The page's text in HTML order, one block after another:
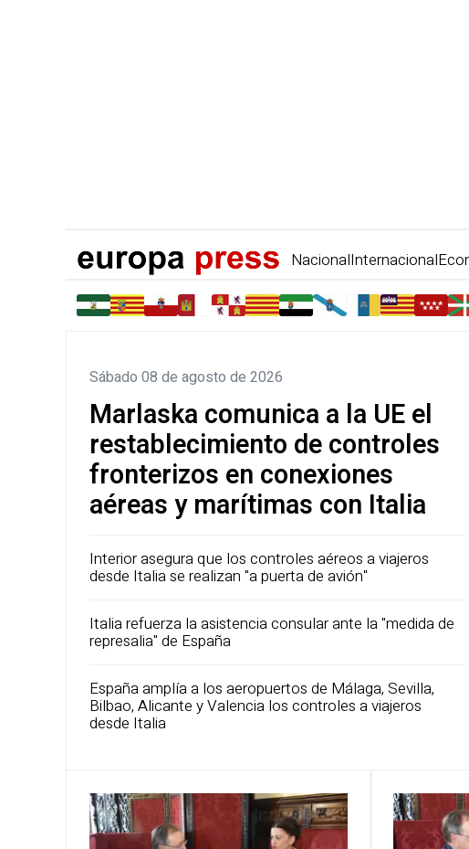
NacionalInternacional
Sábado 08 de agosto de 2026
Marlaska comunica a la UE el
restablecimiento de controles
fronterizos en conexiones
aéreas y marítimas con Italia
Interior asegura que los controles aéreos a viajeros
desde Italia se realizan "a puerta de avión"
Italia refuerza la asistencia consular ante la "medida de
represalia" de España
España amplía a los aeropuertos de Málaga, Sevilla,
Bilbao, Alicante y Valencia los controles a viajeros
desde Italia